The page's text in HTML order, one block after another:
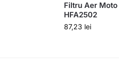
Filtru Aer Moto
HFA2502
87,23 lei